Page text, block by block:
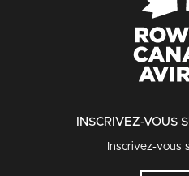
INSCRIVEZ-VOUS
Inscrivez-vous